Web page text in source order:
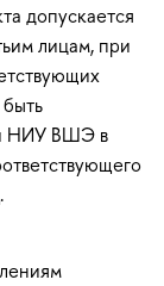
допускается
лицам, при
НИУ ВШЭ в